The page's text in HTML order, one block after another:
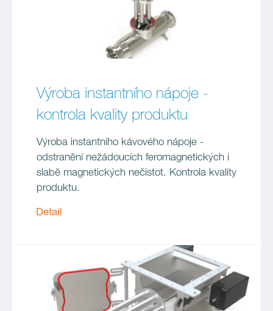
Výroba instantního nápoje -
kontrola kvality produktu
Výroba instantního kávového nápoje -
odstranění nežádoucích feromagnetických i
slabě magnetických nečistot. Kontrola kvality
produktu.
Detail